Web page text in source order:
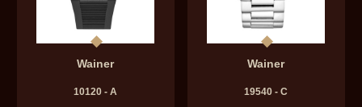
Wainer
10120 - A
Wainer
19540 - C